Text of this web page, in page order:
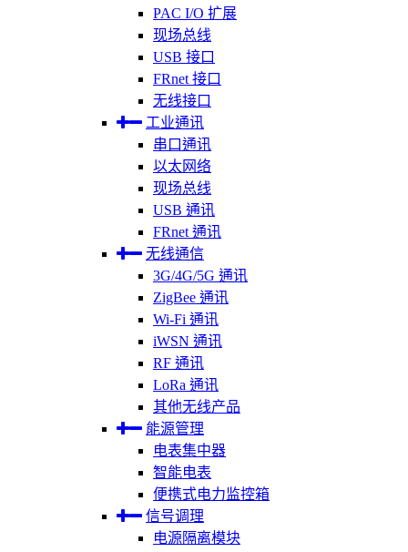
PAC I/O 扩展
现场总线
USB 接口
FRnet 接口
无线接口
工业通讯
串口通讯
以太网络
现场总线
USB 通讯
FRnet 通讯
无线通信
3G/4G/5G 通讯
ZigBee 通讯
Wi-Fi 通讯
iWSN 通讯
RF 通讯
LoRa 通讯
其他无线产品
能源管理
电表集中器
智能电表
便携式电力监控箱
信号调理
电源隔离模块